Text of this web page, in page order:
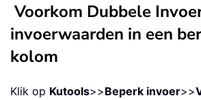
Voorkom Dubbele
invoerwaarden in een
kolom
Klik op Kutools>>Beperk invoer>>